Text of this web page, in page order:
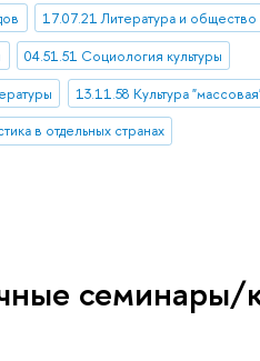
17.07.21 Литература и общество
04.51.51 Социология культуры
13.11.58 Культура
в отдельных странах
семинары/